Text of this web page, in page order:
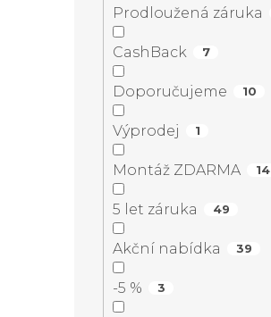
Prodloužená záruka
CashBack 7
Doporučujeme 10
Výprodej 1
Montáž ZDARMA 14
5 let záruka 49
Akční nabídka 39
-5 % 3